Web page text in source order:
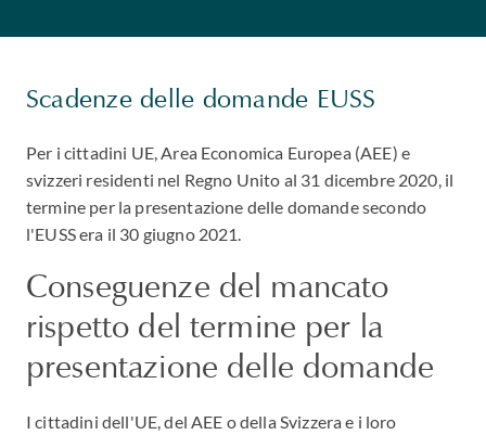
Scadenze delle domande EUSS
Per i cittadini UE, Area Economica Europea (AEE) e
svizzeri residenti nel Regno Unito al 31 dicembre 2020, il
termine per la presentazione delle domande secondo
l'EUSS era il 30 giugno 2021.
Conseguenze del mancato
rispetto del termine per la
presentazione delle domande
I cittadini dell'UE, del AEE o della Svizzera e i loro